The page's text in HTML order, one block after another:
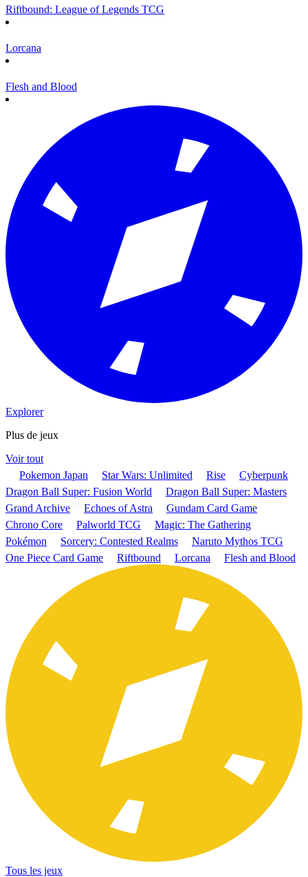
Riftbound: League of Legends TCG
Lorcana
Flesh and Blood
Explorer
Plus de jeux
Voir tout
Pokemon Japan
Star Wars: Unlimited Rise
Cyberpunk
Dragon Ball Super: Fusion World
Dragon Ball Super: Masters
Grand Archive
Echoes of Astra
Gundam Card Game
Chrono Core
Palworld TCG
Magic: The Gathering
Pokémon
Sorcery: Contested Realms
Naruto Mythos TCG
One Piece Card Game
Riftbound Lorcana Flesh and Blood
Tous les jeux